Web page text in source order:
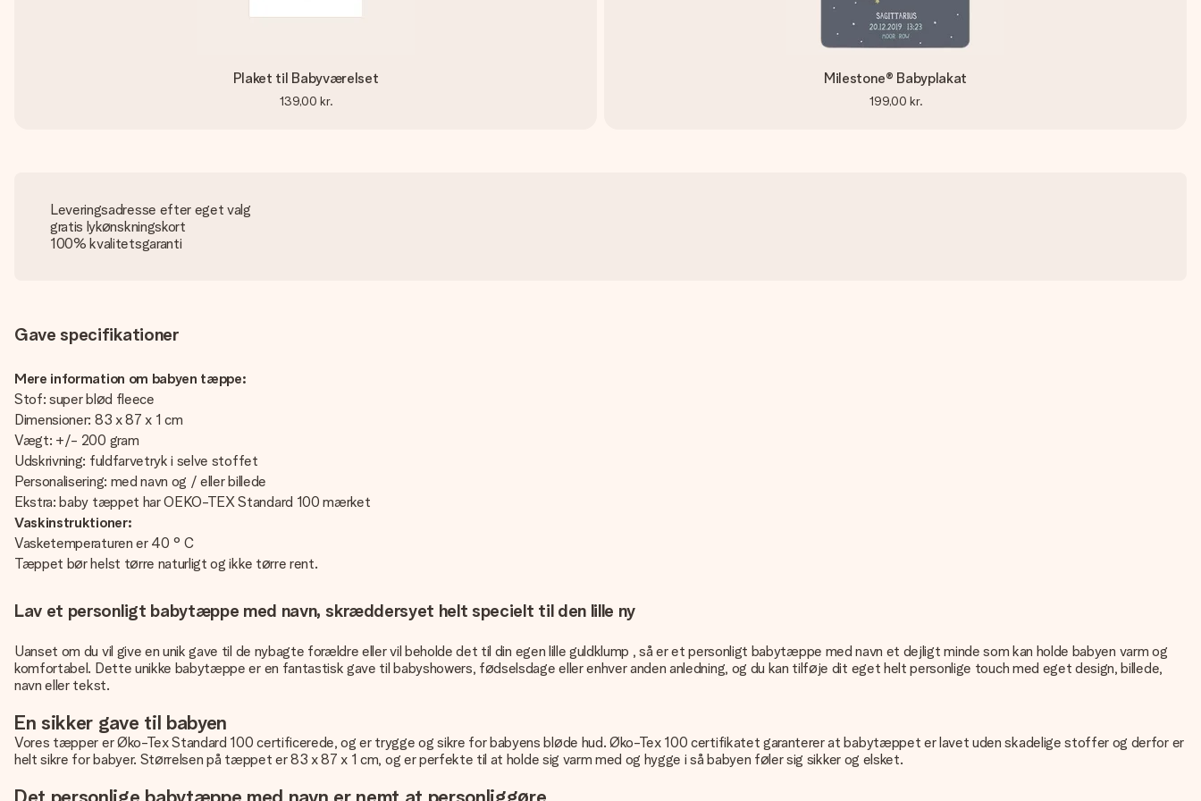
Plaket til Babyværelset
139,00 kr.
Milestone® Babyplakat
199,00 kr.
Leveringsadresse efter eget valg
gratis lykønskningskort
100% kvalitetsgaranti
Gave specifikationer
Mere information om babyen tæppe:
Stof: super blød fleece
Dimensioner: 83 x 87 x 1 cm
Vægt: +/- 200 gram
Udskrivning: fuldfarvetryk i selve stoffet
Personalisering: med navn og / eller billede
Ekstra: baby tæppet har OEKO-TEX Standard 100 mærket
Vaskinstruktioner:
Vasketemperaturen er 40 ° C
Tæppet bør helst tørre naturligt og ikke tørre rent.
Lav et personligt babytæppe med navn, skræddersyet helt specielt til den lille ny
Uanset om du vil give en unik gave til de nybagte forældre eller vil beholde det til din egen lille guldklump , så er et personligt babytæppe med navn et dejligt minde som kan holde babyen varm og
komfortabel. Dette unikke babytæppe er en fantastisk gave til babyshowers, fødselsdage eller enhver anden anledning, og du kan tilføje dit eget helt personlige touch med eget design, billede,
navn eller tekst.
En sikker gave til babyen
Vores tæpper er Øko-Tex Standard 100 certificerede, og er trygge og sikre for babyens bløde hud. Øko-Tex 100 certifikatet garanterer at babytæppet er lavet uden skadelige stoffer og derfor er
helt sikre for babyer. Størrelsen på tæppet er 83 x 87 x 1 cm, og er perfekte til at holde sig varm med og hygge i så babyen føler sig sikker og elsket.